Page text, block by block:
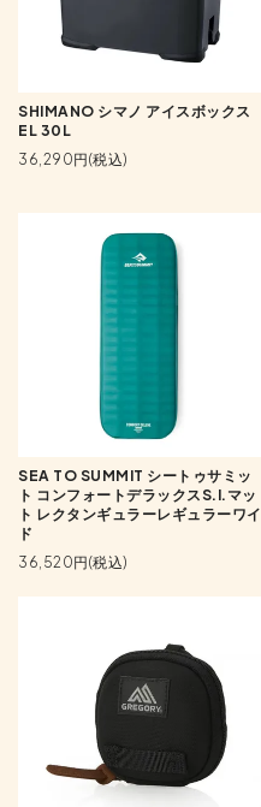
SHIMANO シマノ アイスボックス
EL 30L
36,290円(税込)
SEA TO SUMMIT シートゥサミッ
ト コンフォートデラックスS.I.マッ
ト レクタンギュラーレギュラーワイ
ド
36,520円(税込)